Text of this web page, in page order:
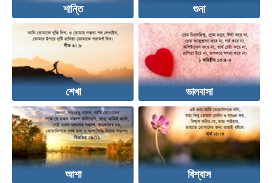
শান্তি শুনা
শেখা ভালবাসা
আশা বিশ্বাস